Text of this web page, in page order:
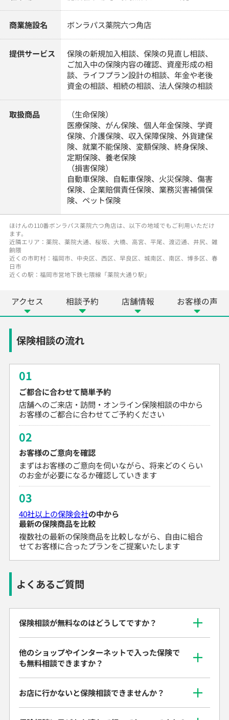
商業施設名 ボンラパス薬院六つ角店
提供サービス
保険の新規加入相談、保険の見直し相談、
ご加入中の保険内容の確認、資産形成の相
談、ライフプラン設計の相談、年金や老後
資金の相談、相続の相談、法人保険の相談
取扱商品
（生命保険）
医療保険、がん保険、個人年金保険、学資
保険、介護保険、収入保障保険、外貨建保
険、就業不能保険、変額保険、終身保険、
定期保険、養老保険
（損害保険）
自動車保険、自転車保険、火災保険、傷害
保険、企業賠償責任保険、業務災害補償保
険、ペット保険
ほけんの110番ボンラパス薬院六つ角店は、以下の地域でもご利用いただけ
ます。
近隣エリア：薬院、薬院大通、桜坂、大橋、高宮、平尾、渡辺通、井尻、雑
餉隈
近くの市町村：福岡市、中央区、西区、早良区、城南区、南区、博多区、春
日市
近くの駅：福岡市営地下鉄七隈線「薬院大通り駅」
アクセス 相談予約 店舗情報 お客様の声
保険相談の流れ
01
ご都合に合わせて簡単予約
店舗へのご来店・訪問・オンライン保険相談の中から
お客様のご都合に合わせてご予約ください
02
お客様のご意向を確認
まずはお客様のご意向を伺いながら、将来どのくらい
のお金が必要になるか確認していきます
03
40社以上の保険会社の中から
最新の保険商品を比較
複数社の最新の保険商品を比較しながら、自由に組合
せてお客様に合ったプランをご提案いたします
よくあるご質問
保険相談が無料なのはどうしてですか？
他のショップやインターネットで入った保険で
も無料相談できますか？
お店に行かないと保険相談できませんか？